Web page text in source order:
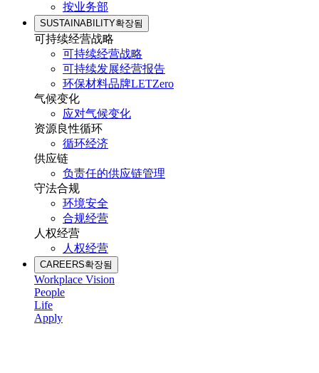
按业务部
SUSTAINABILITY확장됨
可持续经营战略
可持续经营战略
可持续发展经营报告
环保材料品牌LETZero
气候变化
应对气候变化
资源良性循环
循环经济
供应链
负责任的供应链管理
守法合规
环境安全
合规经营
人权经营
人权经营
CAREERS확장됨
Workplace Vision
People
Life
Apply